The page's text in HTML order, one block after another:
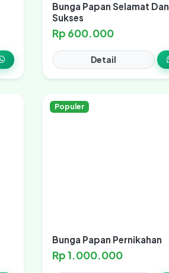
Bunga Papan Selamat Dan
Sukses
Rp 600.000
Detail
Populer
Bunga Papan Pernikahan
Rp 1.000.000